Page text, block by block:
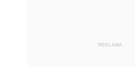
REKLAMA